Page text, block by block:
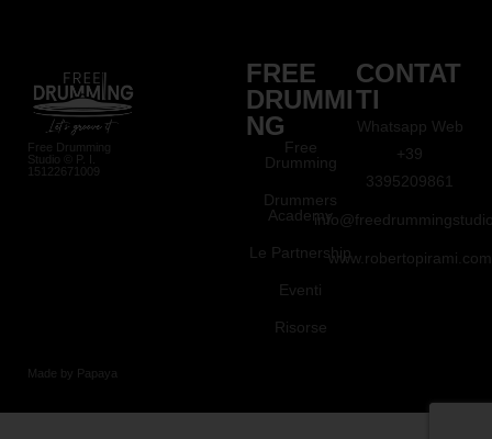
Free Drumming
Studio © P. I.
15122671009
FREE
DRUMMI
NG
Free
Drumming
Drummers
Academy
Le Partnership
Eventi
Risorse
CONTAT
TI
Whatsapp Web
+39
3395209861
www.robertopirami.com
Made by Papaya